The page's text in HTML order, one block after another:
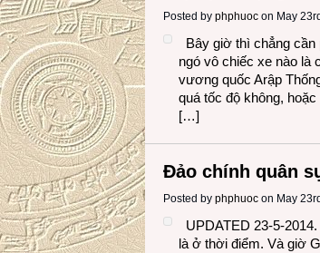
Posted by phphuoc on May
Bây giờ thì chẳng
ngó vô chiếc xe nào là
vương quốc Arập
quá tốc độ không,
[…]
Đảo chính quân
Posted by phphuoc on May
UPDATED 23-5-
là ở thời điểm. Và giờ